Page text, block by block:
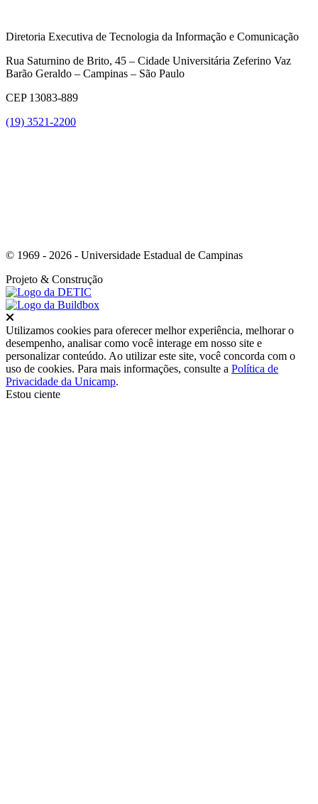
Diretoria Executiva de Tecnologia da Informação e Comunicação
Rua Saturnino de Brito, 45 – Cidade Universitária Zeferino Vaz
Barão Geraldo – Campinas – São Paulo
CEP 13083-889
(19) 3521-2200
© 1969 - 2026 - Universidade Estadual de Campinas
Projeto & Construção
Utilizamos cookies para oferecer melhor experiência, melhorar o
desempenho, analisar como você interage em nosso site e
personalizar conteúdo. Ao utilizar este site, você concorda com o
uso de cookies. Para mais informações, consulte a Política de
Privacidade da Unicamp.
Estou ciente